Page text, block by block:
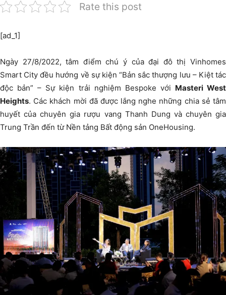
Rate this post
[ad_1]
Ngày 27/8/2022, tâm điểm chú ý của đại đô thị Vinhomes
Smart City đều hướng về sự kiện “Bản sắc thượng lưu – Kiệt tác
độc bản” – Sự kiện trải nghiệm Bespoke với Masteri West
Heights. Các khách mời đã được lắng nghe những chia sẻ tâm
huyết của chuyên gia rượu vang Thanh Dung và chuyên gia
Trung Trần đến từ Nền tảng Bất động sản OneHousing.